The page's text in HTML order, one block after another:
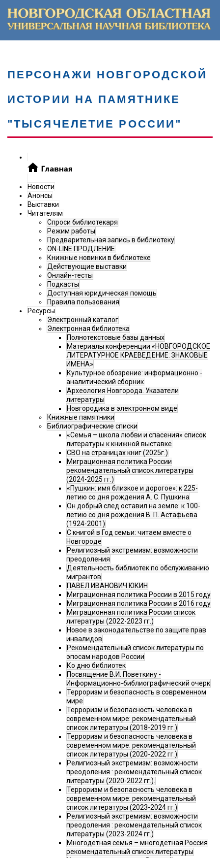
ПЕРСОНАЖИ НОВГОРОДСКОЙ
ИСТОРИИ НА ПАМЯТНИКЕ
"ТЫСЯЧЕЛЕТИЕ РОССИИ"
Новости
Анонсы
Выставки
Читателям
Спроси библиотекаря
Режим работы
Предварительная запись в библиотеку
ON-LINE ПРОДЛЕНИЕ
Книжные новинки в библиотеке
Действующие выставки
Онлайн-тесты
Подкасты
Доступная юридическая помощь
Правила пользования
Ресурсы
Электронный каталог
Электронная библиотека
Полнотекстовые базы данных
Материалы конференции «НОВГОРОДСКОЕ
ЛИТЕРАТУРНОЕ КРАЕВЕДЕНИЕ: ЗНАКОВЫЕ
ИМЕНА»
Культурное обозрение: информационно -
аналитический сборник
Археология Новгорода. Указатели
литературы
Новгородика в электронном виде
Книжные памятники
Библиографические списки
«Семья – школа любви и спасения» список
литературы к книжной выставке
СВО на страницах книг (2025г.)
Миграционная политика России
рекомендательный список литературы
(2024-2025 гг.)
«Пушкин: имя близкое и дорогое»: к 225-
летию со дня рождения А. С. Пушкина
Он добрый след оставил на земле: к 100-
летию со дня рождения В. П. Астафьева
(1924-2001)
С книгой в Год семьи: читаем вместе о
Новгороде
Религиозный экстремизм: возможности
преодоления
Деятельность библиотек по обслуживанию
мигрантов
ПАВЕЛ ИВАНОВИЧ ЮКИН
Миграционная политика России в 2015 году
Миграционная политика России в 2016 году
Миграционная политика России список
литературы (2022-2023 гг.)
Новое в законодательстве по защите прав
инвалидов
Рекомендательный список литературы по
эпосам народов России
Ко дню библиотек
Посвящение В.И. Поветкину -
Информационно-библиографический очерк
Терроризм и безопасность в современном
мире
Терроризм и безопасность человека в
современном мире: рекомендательный
список литературы (2018-2019 гг.)
Терроризм и безопасность человека в
современном мире: рекомендательный
список литературы (2020-2022 гг.)
Религиозный экстремизм: возможности
преодоления : рекомендательный список
литературы (2020-2022 гг.).
Терроризм и безопасность человека в
современном мире: рекомендательный
список литературы (2023-2024 гг.)
Религиозный экстремизм: возможности
преодоления : рекомендательный список
литературы (2023-2024 гг.)
Многодетная семья – многодетная Россия
рекомендательный список литературы